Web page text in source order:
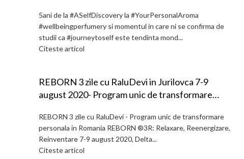
5ani de la #ASelfDiscovery la #YourPersonalAroma
#wellbeingperfumery si momentul in care ni se confirma de
studii ca #journeytoself este tendinta mond...
Citeste articol
REBORN 3 zile cu RaluDevi in Jurilovca 7-9
august 2020- Program unic de transformare
REBORN 3 zile cu RaluDevi - Program unic de transformare
personala in Romania REBORN ®3R: Relaxare, Reenergizare,
Reinventare 7-9 august 2020, Delta...
Citeste articol